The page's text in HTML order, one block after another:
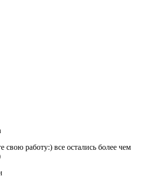
свою работу:) все остались более чем